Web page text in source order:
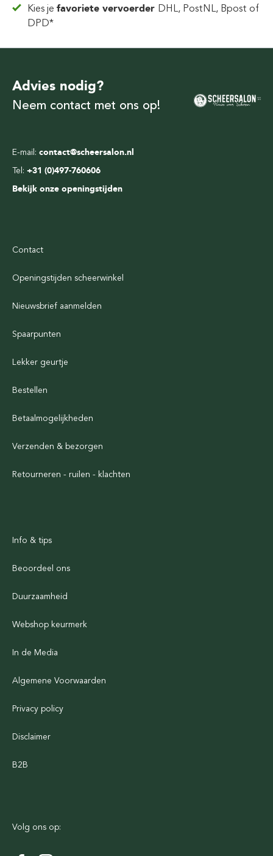
Kies jefavoriete vervoerder DHL, PostNL, Bpost of
DPD*
E-mail: contact@scheersalon.nl
Tel: +31 (0)497-760606
Bekijk onze openingstijden
Advies nodig?
Neem contact met ons op!
Contact
Openingstijden scheerwinkel
Nieuwsbrief aanmelden
Spaarpunten
Lekker geurtje
Bestellen
Betaalmogelijkheden
Verzenden & bezorgen
Retourneren - ruilen - klachten
Info & tips
Beoordeel ons
Duurzaamheid
Webshop keurmerk
In de Media
Algemene Voorwaarden
Privacy policy
Disclaimer
B2B
Volg ons op: